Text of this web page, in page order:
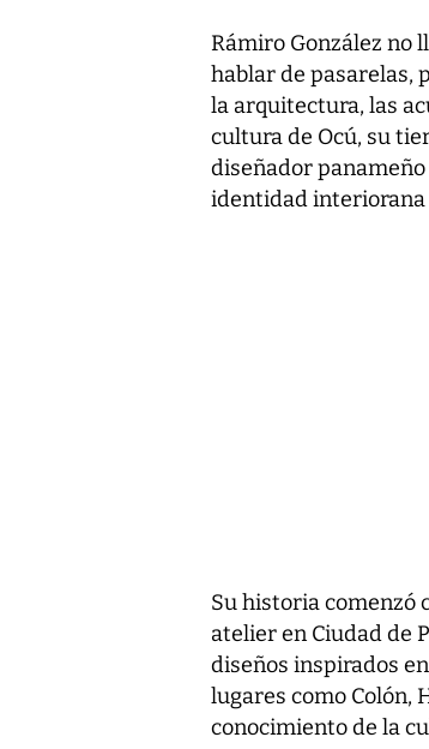
Rámiro González no
hablar de pasarelas,
la arquitectura, las
cultura de Ocú, su
diseñador
identidad interiorana
Su historia comenzó
atelier en Ciudad de
diseños inspirados
lugares como Colón,
conocimiento de la